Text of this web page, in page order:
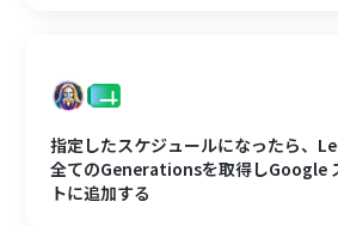
指定したスケジュールになったら、
全てのGenerationsを取得しGoogle
トに追加する